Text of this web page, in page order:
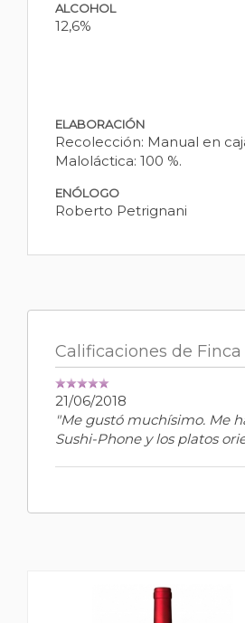
ALCOHOL
12,6%
ELABORACIÓN
Recolección: Manual en
Maloláctica: 100 %.
ENÓLOGO
Roberto Petrignani
Calificaciones de
21/06/2018
"Me gustó muchísimo. Me
Sushi-Phone y los platos